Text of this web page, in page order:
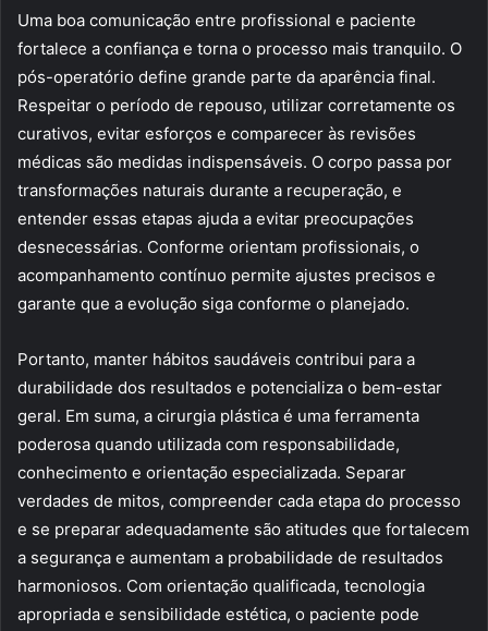
Uma boa comunicação entre profissional e paciente
fortalece a confiança e torna o processo mais tranquilo. O
pós-operatório define grande parte da aparência final.
Respeitar o período de repouso, utilizar corretamente os
curativos, evitar esforços e comparecer às revisões
médicas são medidas indispensáveis. O corpo passa por
transformações naturais durante a recuperação, e
entender essas etapas ajuda a evitar preocupações
desnecessárias. Conforme orientam profissionais, o
acompanhamento contínuo permite ajustes precisos e
garante que a evolução siga conforme o planejado.
Portanto, manter hábitos saudáveis contribui para a
durabilidade dos resultados e potencializa o bem-estar
geral. Em suma, a cirurgia plástica é uma ferramenta
poderosa quando utilizada com responsabilidade,
conhecimento e orientação especializada. Separar
verdades de mitos, compreender cada etapa do processo
e se preparar adequadamente são atitudes que fortalecem
a segurança e aumentam a probabilidade de resultados
harmoniosos. Com orientação qualificada, tecnologia
apropriada e sensibilidade estética, o paciente pode